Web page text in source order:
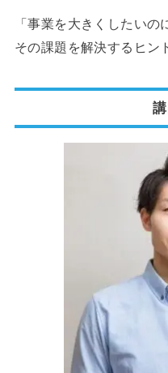
「事業を大きくしたいの
その課題を解決するヒン